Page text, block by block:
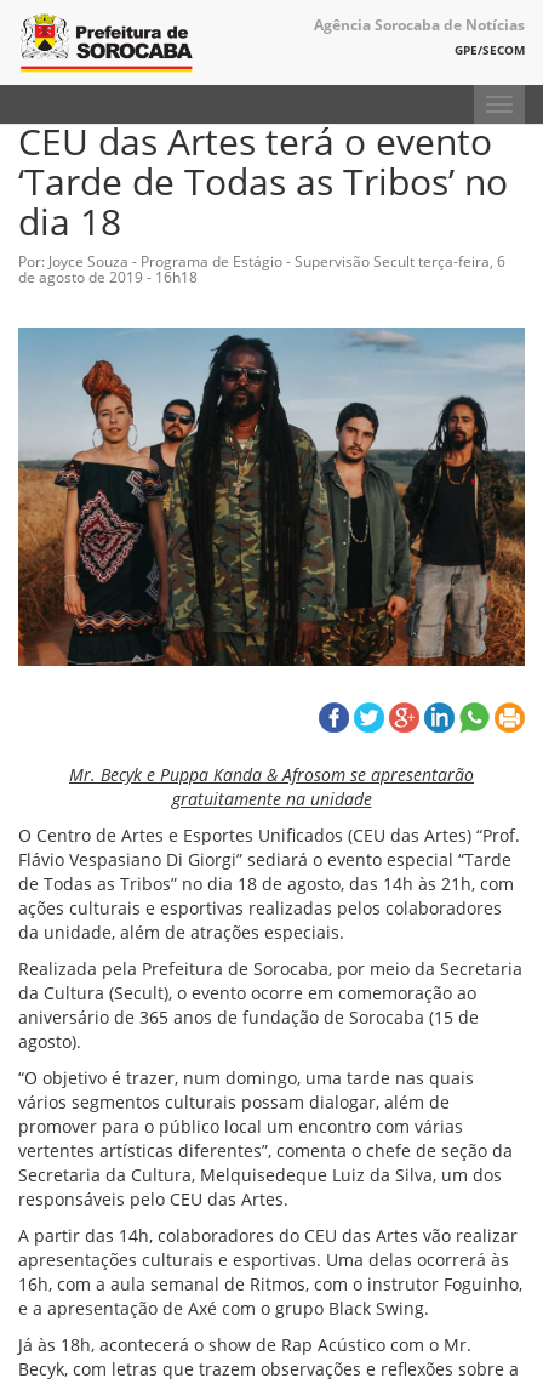
Agência Sorocaba de Notícias
GPE/SECOM
CEU das Artes terá o evento
‘Tarde de Todas as Tribos’ no
dia 18
Por: Joyce Souza - Programa de Estágio - Supervisão Secultterça-feira, 6
de agosto de 2019 - 16h18
Mr. Becyk e Puppa Kanda & Afrosom se apresentarão
gratuitamente na unidade
O Centro de Artes e Esportes Unificados (CEU das Artes) “Prof.
Flávio Vespasiano Di Giorgi” sediará o evento especial “Tarde
de Todas as Tribos” no dia 18 de agosto, das 14h às 21h, com
ações culturais e esportivas realizadas pelos colaboradores
da unidade, além de atrações especiais.
Realizada pela Prefeitura de Sorocaba, por meio da Secretaria
da Cultura (Secult), o evento ocorre em comemoração ao
aniversário de 365 anos de fundação de Sorocaba (15 de
agosto).
“O objetivo é trazer, num domingo, uma tarde nas quais
vários segmentos culturais possam dialogar, além de
promover para o público local um encontro com várias
vertentes artísticas diferentes”, comenta o chefe de seção da
Secretaria da Cultura, Melquisedeque Luiz da Silva, um dos
responsáveis pelo CEU das Artes.
A partir das 14h, colaboradores do CEU das Artes vão realizar
apresentações culturais e esportivas. Uma delas ocorrerá às
16h, com a aula semanal de Ritmos, com o instrutor Foguinho,
e a apresentação de Axé com o grupo Black Swing.
Já às 18h, acontecerá o show de Rap Acústico com o Mr.
Becyk, com letras que trazem observações e reflexões sobre a